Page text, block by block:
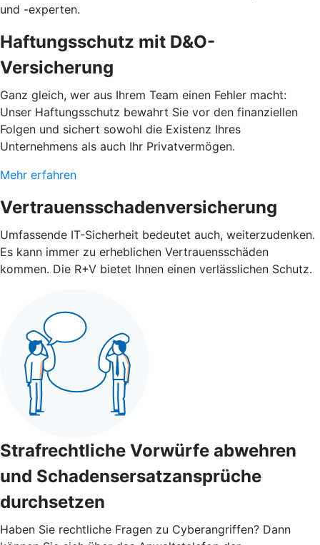
und -experten.
Haftungsschutz mit D&O-
Versicherung
Ganz gleich, wer aus Ihrem Team einen Fehler macht:
Unser Haftungsschutz bewahrt Sie vor den finanziellen
Folgen und sichert sowohl die Existenz Ihres
Unternehmens als auch Ihr Privatvermögen.
Mehr erfahren
Vertrauensschadenversicherung
Umfassende IT-Sicherheit bedeutet auch, weiterzudenken.
Es kann immer zu erheblichen Vertrauensschäden
kommen. Die R+V bietet Ihnen einen verlässlichen Schutz.
Strafrechtliche Vorwürfe abwehren
und Schadensersatzansprüche
durchsetzen
Haben Sie rechtliche Fragen zu Cyberangriffen? Dann